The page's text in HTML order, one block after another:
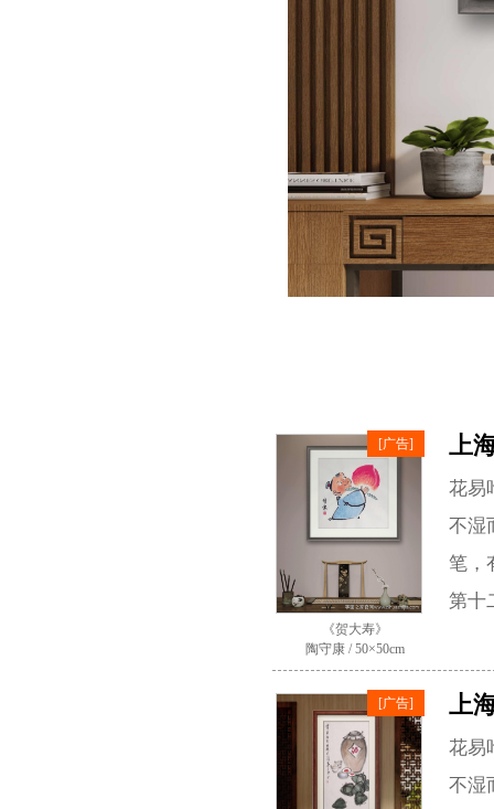
[广告]
《贺大寿》
陶守康 / 50×50cm
上
花易
不湿
笔，
第十
[广告] 上
花易
不湿